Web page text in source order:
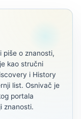
piše o znanosti,
kao stručni
i History
list. Osnivač je
portala
znanosti.